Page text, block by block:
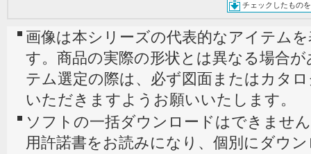
チェックしたもの
画像は本シリーズの代表的なアイテム
す。商品の実際の形状とは異なる場合
テム選定の際は、必ず図面またはカタ
いただきますようお願いいたします。
ソフトの一括ダウンロードはできませ
用許諾書をお読みになり、個別にダウ